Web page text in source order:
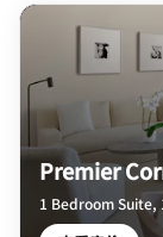
Premier
1 Bedroom Suite,